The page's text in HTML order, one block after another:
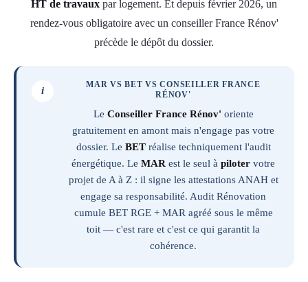
HT de travaux par logement. Et depuis février 2026, un
rendez-vous obligatoire avec un conseiller France Rénov'
précède le dépôt du dossier.
i
MAR VS BET VS CONSEILLER FRANCE
RÉNOV'
Le Conseiller France Rénov' oriente
gratuitement en amont mais n'engage pas votre
dossier. Le BETréalise techniquement l'audit
énergétique. Le MAR est le seul à piloter votre
projet de A à Z : il signe les attestations ANAH et
engage sa responsabilité. Audit Rénovation
cumule BET RGE + MAR agréé sous le même
toit — c'est rare et c'est ce qui garantit la
cohérence.